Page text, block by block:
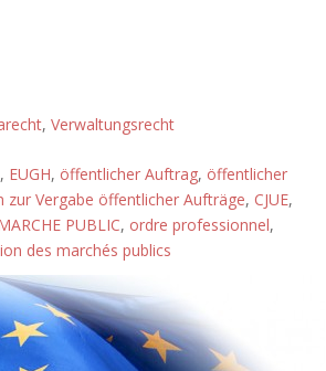
, Verwaltungsrecht
, EUGH, öffentlicher Auftrag, öffentlicher
zur Vergabe öffentlicher Aufträge, CJUE,
PUBLIC, ordre professionnel,
des marchés publics